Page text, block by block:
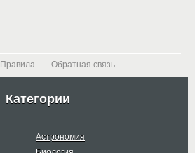
Правила Обратная связь
Категории
Астрономия